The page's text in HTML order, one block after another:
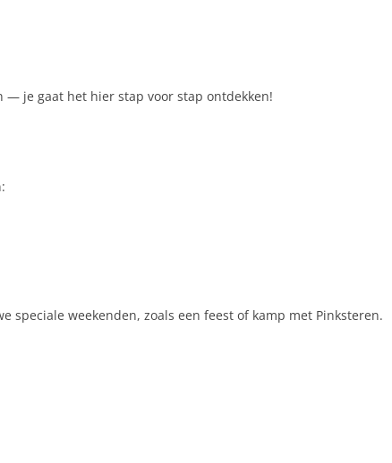
— je gaat het hier stap voor stap ontdekken!
speciale weekenden, zoals een feest of kamp met Pinksteren.